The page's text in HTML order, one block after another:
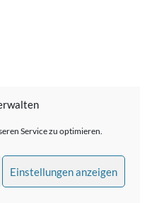
Service zu optimieren.
Einstellungen anzeigen